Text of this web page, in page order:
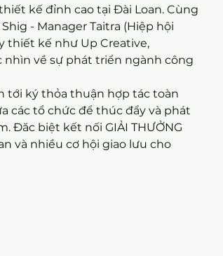
kế đỉnh cao tại Đài Loan. Cùng
- Manager Taitra (Hiệp hội
thiết kế như Up Creative,
nhìn về sự phát triển ngành công
tới ký thỏa thuận hợp tác toàn
các tổ chức để thúc đẩy và phát
Đăc biệt kết nối GIẢI THƯỞNG
và nhiều cơ hội giao lưu cho